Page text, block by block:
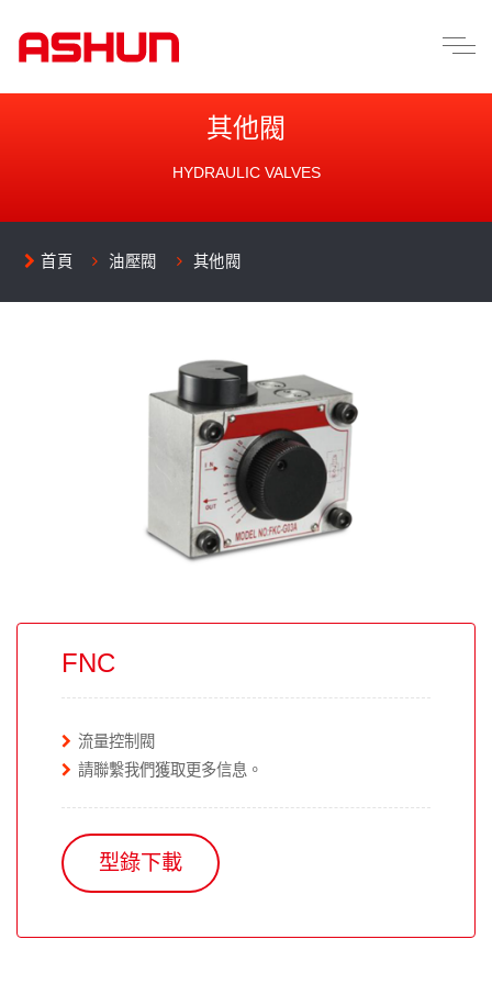
其他閥
HYDRAULIC VALVES
首頁 油壓閥 其他閥
FNC
流量控制閥
請聯繫我們獲取更多信息。
型錄下載